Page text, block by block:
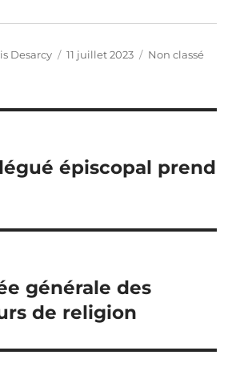
Desarcy
Publié
11 juillet 2023 Catégories
Non classé
épiscopal prend
générale des
de religion